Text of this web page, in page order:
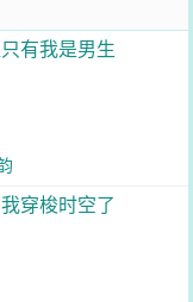
有我是男生
穿梭时空了